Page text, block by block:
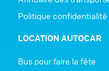
Politique
LOCATION AUTOCAR
Bus pour faire la fête